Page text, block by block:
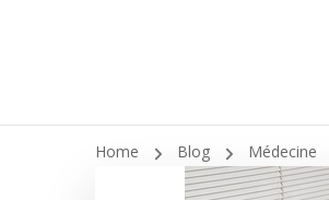
Home Blog Médecine